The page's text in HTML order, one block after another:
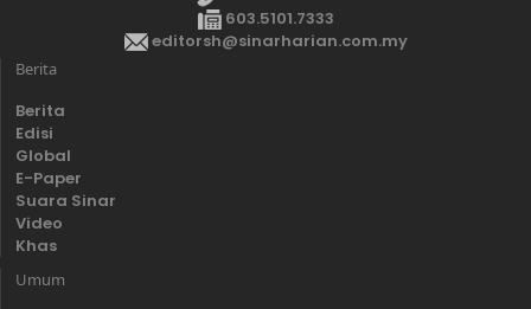
603.5101.7333
editorsh@sinarharian.com.my
Berita
Berita
Edisi
Global
E-Paper
Suara Sinar
Video
Khas
Umum